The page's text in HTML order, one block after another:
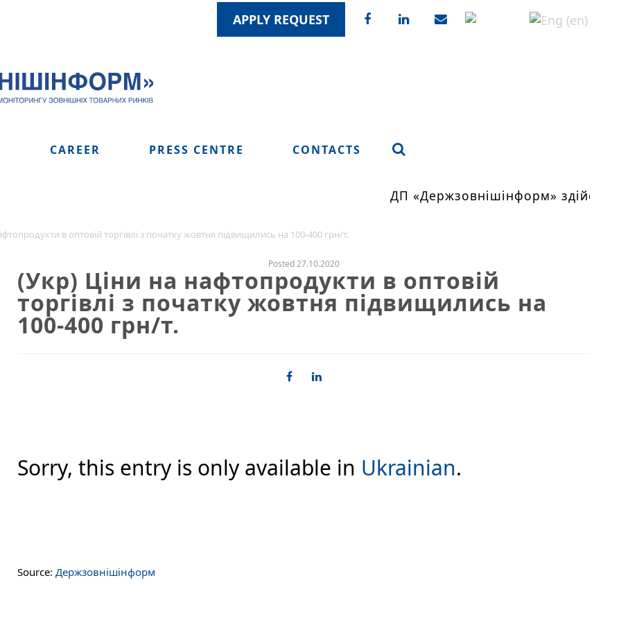
APPLY REQUEST
CAREER PRESS CENTRE CONTACTS
ДП «Держзовнішінформ»
в оптовій торгівлі з початку жовтня підвищились на 100-400 грн/т.
Posted 27.10.2020
(Укр) Ціни на нафтопродукти в оптовій
торгівлі з початку жовтня підвищились на
100-400 грн/т.
Sorry, this entry is only available in Ukrainian.
Source: Держзовнішінформ